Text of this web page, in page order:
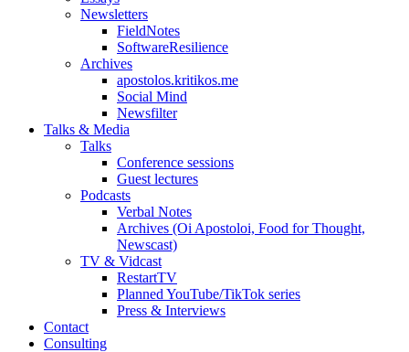
Newsletters
FieldNotes
SoftwareResilience
Archives
apostolos.kritikos.me
Social Mind
Newsfilter
Talks & Media
Talks
Conference sessions
Guest lectures
Podcasts
Verbal Notes
Archives (Oi Apostoloi, Food for Thought,
Newscast)
TV & Vidcast
RestartTV
Planned YouTube/TikTok series
Press & Interviews
Contact
Consulting